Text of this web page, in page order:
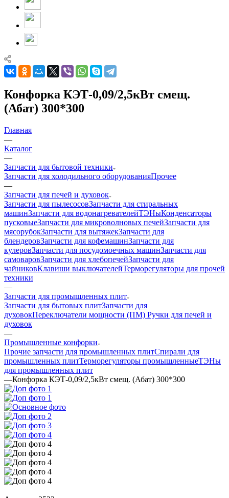
Конфорка КЭТ-0,09/2,5кВт смещ.
(Абат) 300*300
Главная
—
Каталог
—
Запчасти для бытовой техники
Запчасти для холодильного оборудованияПрочее
—
Запчасти для печей и духовок
Запчасти для пылесосовЗапчасти для стиральных
машинЗапчасти для водонагревателейТЭНыКонденсаторы
пусковыеЗапчасти для микроволновых печейЗапчасти для
мясорубокЗапчасти для вытяжекЗапчасти для
блендеровЗапчасти для кофемашинЗапчасти для
кулеровЗапчасти для посудомоечных машинЗапчасти для
самоваровЗапчасти для хлебопечейЗапчасти для
чайниковКлавиши выключателейТерморегуляторы для прочей
техники
—
Запчасти для промышленных плит
Запчасти для бытовых плитЗапчасти для
духовокПереключатели мощности (ПМ) Ручки для печей и
духовок
—
Промышленные конфорки
Прочие запчасти для промышленных плитСпирали для
промышленных плитТерморегуляторы промышленныеТЭНы
для промышленных плит
—Конфорка КЭТ-0,09/2,5кВт смещ. (Абат) 300*300